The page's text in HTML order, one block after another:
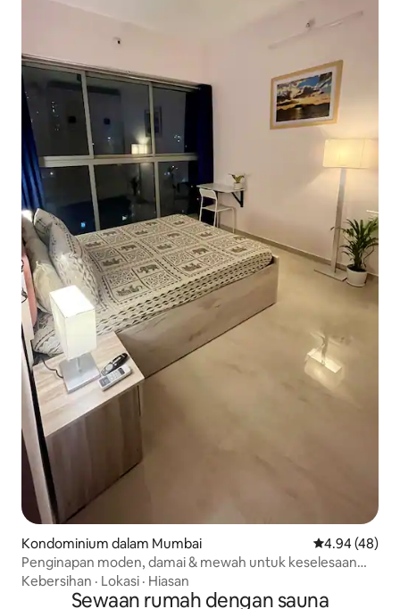
Kondominium dalam Mumbai Penarafan
4.94 (48)
Penginapan moden, damai & mewah untuk keselesaan
anda
Kebersihan · Lokasi · Hiasan
Sewaan rumah dengan sauna